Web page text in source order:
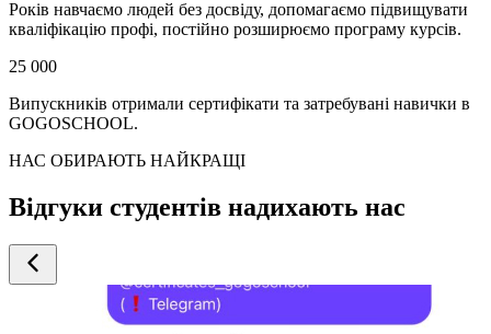
Років навчаємо людей без досвіду, допомагаємо підвищувати
кваліфікацію профі, постійно розширюємо програму курсів.
25 000
Випускників отримали сертифікати та затребувані навички в
GOGOSCHOOL.
НАС ОБИРАЮТЬ НАЙКРАЩІ
Відгуки студентів надихають нас